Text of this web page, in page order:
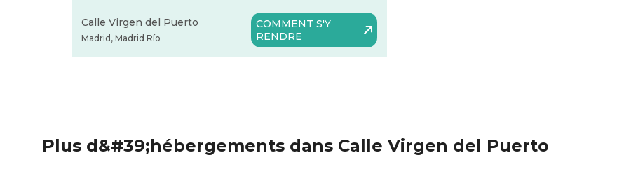
Calle Virgen del Puerto
Madrid , Madrid Río
COMMENT S'Y
RENDRE
Plus d&#39;hébergements dans Calle Virgen del Puerto